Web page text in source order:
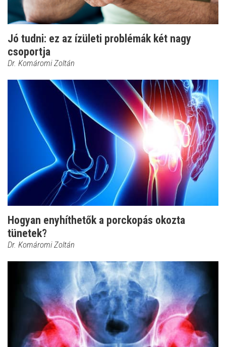
Jó tudni: ez az ízületi problémák két nagy
csoportja
Dr. Komáromi Zoltán
Hogyan enyhíthetők a porckopás okozta
tünetek?
Dr. Komáromi Zoltán